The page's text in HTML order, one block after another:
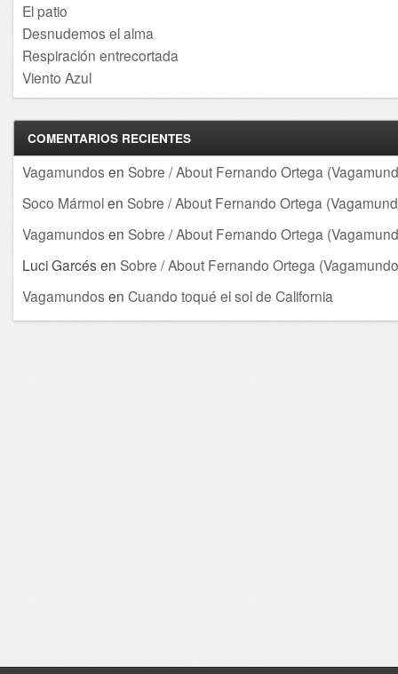
El patio
Desnudemos el alma
Respiración entrecortada
Viento Azul
COMENTARIOS RECIENTES
Vagamundos en Sobre / About Fernando Ortega
Soco Mármolen Sobre / About Fernando Ortega
Vagamundos en Sobre / About Fernando Ortega
Luci Garcés en Sobre / About Fernando Ortega
Vagamundos en Cuando toqué el sol de California